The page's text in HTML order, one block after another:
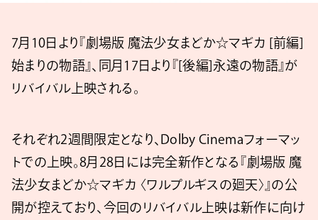
7月10日より『劇場版 魔法少女まどか☆マギカ [前編]
始まりの物語』、同月17日より『[後編]永遠の物語』が
リバイバル上映される。
それぞれ2週間限定となり、Dolby Cinemaフォーマッ
トでの上映。8月28日には完全新作となる『劇場版 魔
法少女まどか☆マギカ 〈ワルプルギスの廻天〉』の公
開が控えており、今回のリバイバル上映は新作に向け